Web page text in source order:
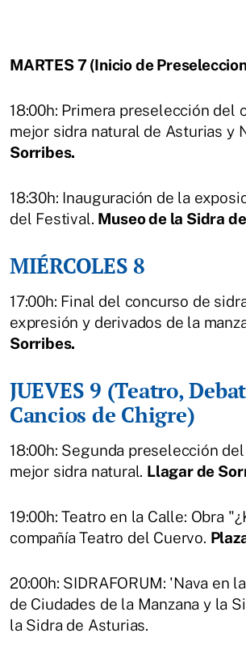
MARTES 7 (Inicio de
18:00h: Primera preselección del
mejor sidra natural de Asturias y
Sorribes.
18:30h: Inauguración de la
del Festival. Museo de la Sidra
MIÉRCOLES 8
17:00h: Final del concurso de
expresión y derivados de la
Sorribes.
JUEVES 9 (Teatro,
Cancios de Chigre)
18:00h: Segunda preselección
mejor sidra natural. Llagar de
19:00h: Teatro en la Calle: Obra
compañía Teatro del Cuervo.
20:00h: SIDRAFORUM: 'Nava en
de Ciudades de la Manzana y la
la Sidra de Asturias.